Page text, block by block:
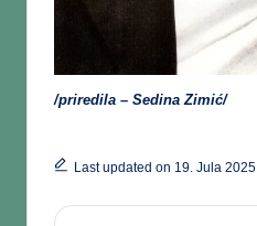
/priredila – Sedina Zimić/
Last updated on 19. Jula 2025.